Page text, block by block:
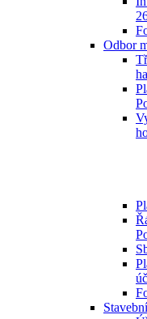
Odbor